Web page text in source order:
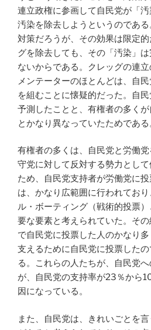
連立政権に参画して自民党が「
汚染を除去しようというのであ
対策だろうが、その効果は限定
グを除去しても、その「汚染」
ないからである。クレッグの連
メンテーターのほとんどは、自
を組むことに懐疑的だった。自
予測したことと、有権者の多く
とかなり異なっていたためである
有権者の多くは、自民党と労働
守党に対して反対する勢力とし
ため、自民党支持者が労働党に
は、かなり広範囲に行われてお
ル・ボーティング（戦術的投票
要な要素と考えられていた。そ
で自民党に投票した人のかなり
支えるために自民党に投票した
る。これらの人たちが、自民党
が、自民党の支持率が23％から
因になっている。
また、自民党は、きれいごとを